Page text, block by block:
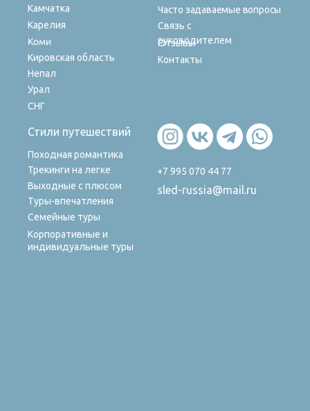
Стили путешествий
Отзывы
Контакты
Камчатка
Карелия
Коми
Кировская область
Непал
Урал
СНГ
Корпоративные и
индивидуальные туры
Семейные туры
Туры-впечатления
Выходные с плюсом
Трекинги на легке
Походная романтика
Часто задаваемые вопросы
Связь с
руководителем
+7 995 070 44 77
sled-russia@mail.ru